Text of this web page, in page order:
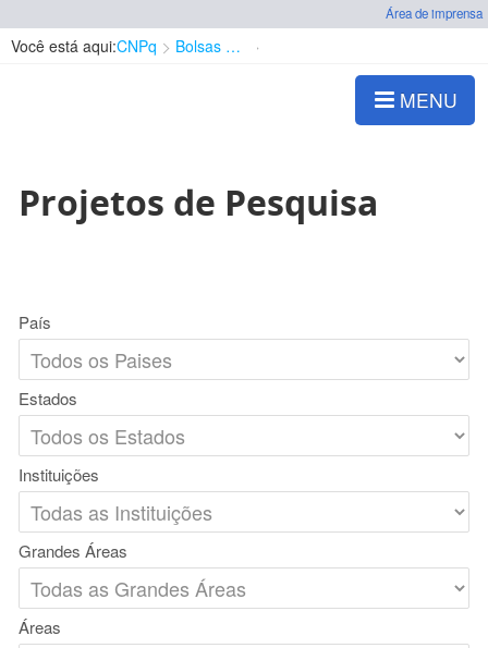
Área de imprensa
Você está aqui:CNPq Bolsas e Auxílios Vigentes
MENU
Projetos de Pesquisa
País
Estados
Instituições
Grandes Áreas
Áreas